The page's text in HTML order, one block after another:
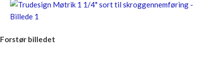
Forstør billedet